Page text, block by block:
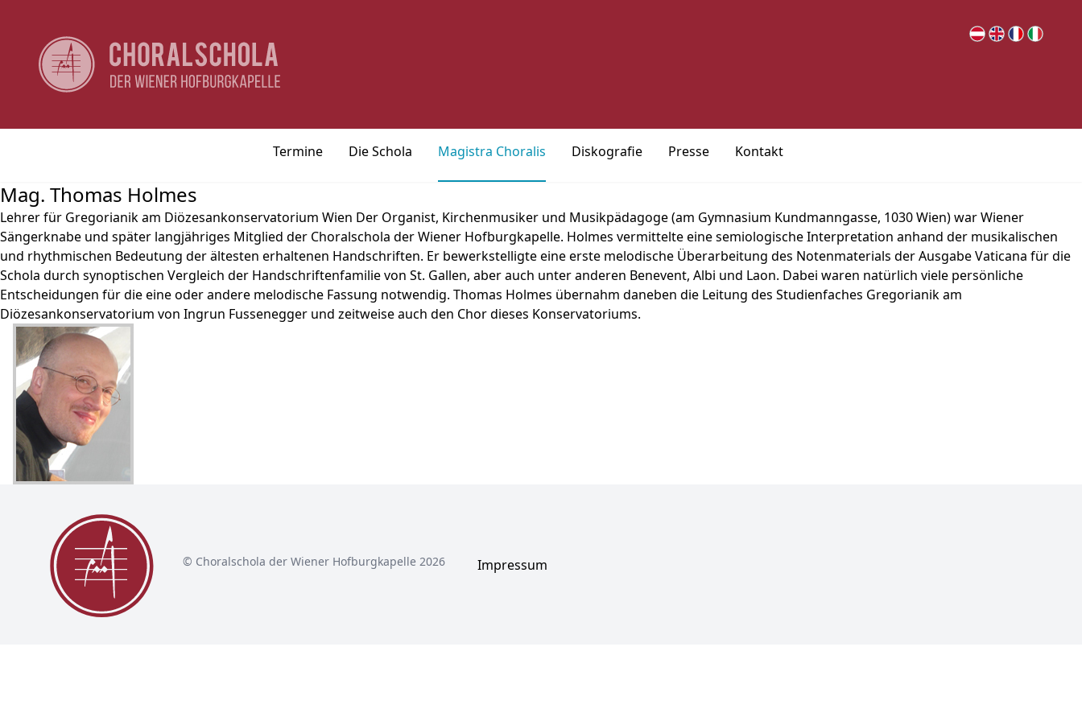
Termine Die Schola Magistra Choralis Diskografie Presse Kontakt
Mag. Thomas Holmes
Lehrer für Gregorianik am Diözesankonservatorium Wien Der Organist, Kirchenmusiker und Musikpädagoge (am Gymnasium Kundmanngasse, 1030 Wien) war Wiener
Sängerknabe und später langjähriges Mitglied der Choralschola der Wiener Hofburgkapelle. Holmes vermittelte eine semiologische Interpretation anhand der musikalischen
und rhythmischen Bedeutung der ältesten erhaltenen Handschriften. Er bewerkstelligte eine erste melodische Überarbeitung des Notenmaterials der Ausgabe Vaticana für die
Schola durch synoptischen Vergleich der Handschriftenfamilie von St. Gallen, aber auch unter anderen Benevent, Albi und Laon. Dabei waren natürlich viele persönliche
Entscheidungen für die eine oder andere melodische Fassung notwendig. Thomas Holmes übernahm daneben die Leitung des Studienfaches Gregorianik am
Diözesankonservatorium von Ingrun Fussenegger und zeitweise auch den Chor dieses Konservatoriums.
© Choralschola der Wiener Hofburgkapelle 2026 Impressum